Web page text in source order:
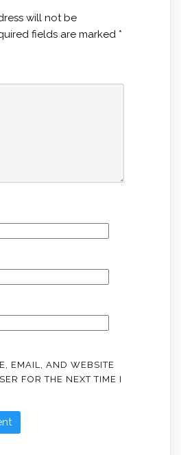
will not be
fields are marked *
EMAIL, AND WEBSITE
FOR THE NEXT TIME I